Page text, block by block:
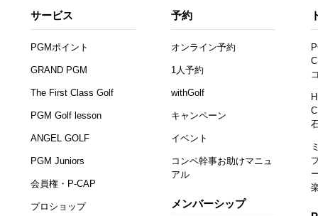
サービス
PGMポイント
GRAND PGM
The First Class Golf
PGM Golf lesson
ANGEL GOLF
PGM Juniors
会員権・P-CAP
プロショップ
予約
オンライン予約
1人予約
withGolf
キャンペーン
イベント
コンペ幹事お助けマニュ
アル
メンバーシップ